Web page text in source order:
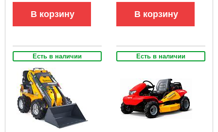
В корзину В корзину
Есть в наличии Есть в наличии